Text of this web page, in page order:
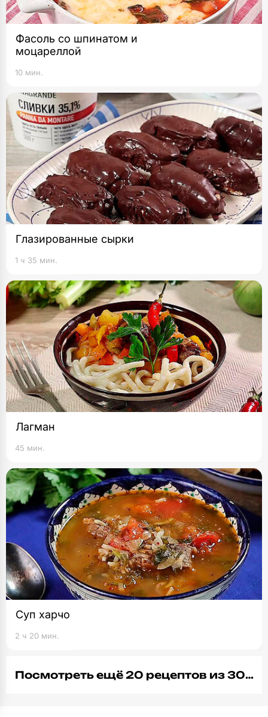
Фасоль со шпинатом и
моцареллой
10 мин.
Глазированные сырки
1 ч 35 мин.
Лагман
45 мин.
Суп харчо
2 ч 20 мин.
Посмотреть ещё 20 рецептов из 30…